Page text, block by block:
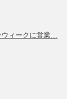
ィークに営業…